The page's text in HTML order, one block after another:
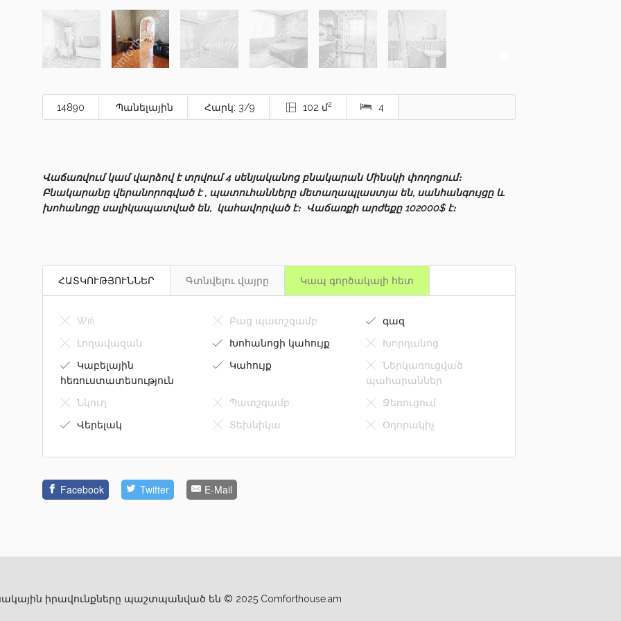
14890 Պանելային Հարկ: 3/9 102 մ2 4
Վաճառվում կամ վարձով է տրվում 4 սենյականոց բնակարան Մինսկի փողոցում։
Բնակարանը վերանորոգված է , պատուհանները մետաղապլաստյա են, սանհանգույցը և
խոհանոցը սալիկապատված են, կահավորված է։ Վաճառքի արժեքը 102000$ է։
ՀԱՏԿՈՒԹՅՈՒՆՆԵՐ Գտնվելու վայրը Կապ գործակալի հետ
Wifi Բաց պատշգամբ
գազ
Լողավազան
Խոհանոցի կահույք
Խորդանոց
Կաբելային
հեռուստատեսություն
Կահույք
Ներկառուցված
պահարաններ
Նկուղ
Պատշգամբ
Ջեռուցում
Վերելակ
Տեխնիկա Օդորակիչ
Facebook Twitter E-Mail
իրավունքները պաշտպանված են © 2025 Comforthouse.am